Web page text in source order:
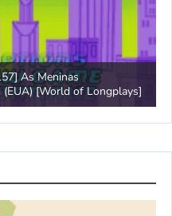
As Meninas
(EUA) [World of Longplays]